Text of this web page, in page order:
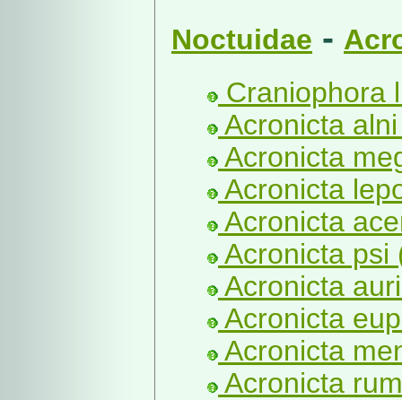
Noctuidae -
Craniophora
Acronicta
Acronicta
Acronicta
Acronicta
Acronicta psi
Acronicta
Acronicta
Acronicta
Acronicta